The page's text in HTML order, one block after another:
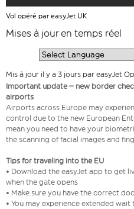
Vol opéré par easyJet UK
Mises à jour en temps réel
Mis à jour il y a 3 jours par easyJet
Important update – new border
airports
Airports across Europe may
control due to the new European
mean you need to have your
the scanning of facial images and
Tips for traveling into the EU
• Download the easyJet app to get
when the gate opens
• Make sure you have the correct
• You may experience extended